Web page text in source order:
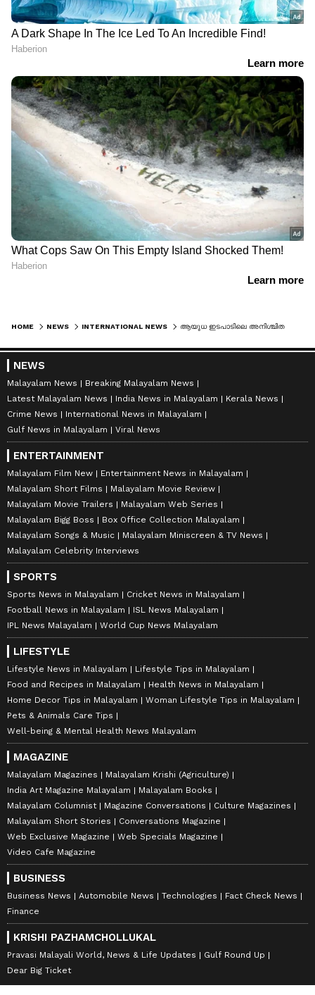
HOME NEWS INTERNATIONAL NEWS
NEWS
Malayalam News
Breaking Malayalam News
Latest Malayalam News
India News in Malayalam
Kerala News
Crime News
International News in Malayalam
Gulf News in Malayalam
Viral News
ENTERTAINMENT
Malayalam Film New
Entertainment News in Malayalam
Malayalam Short Films
Malayalam Movie Review
Malayalam Movie Trailers
Malayalam Web Series
Malayalam Bigg Boss
Box Office Collection Malayalam
Malayalam Songs & Music
Malayalam Miniscreen & TV News
Malayalam Celebrity Interviews
SPORTS
Sports News in Malayalam
Cricket News in Malayalam
Football News in Malayalam
ISL News Malayalam
IPL News Malayalam
World Cup News Malayalam
LIFESTYLE
Lifestyle News in Malayalam
Lifestyle Tips in Malayalam
Food and Recipes in Malayalam
Health News in Malayalam
Home Decor Tips in Malayalam
Woman Lifestyle Tips in Malayalam
Pets & Animals Care Tips
Well-being & Mental Health News Malayalam
MAGAZINE
Malayalam Magazines
Malayalam Krishi (Agriculture)
India Art Magazine Malayalam
Malayalam Books
Malayalam Columnist
Magazine Conversations
Culture Magazines
Malayalam Short Stories
Conversations Magazine
Web Exclusive Magazine
Web Specials Magazine
Video Cafe Magazine
BUSINESS
Business News Automobile News Technologies
Fact Check News
Finance
KRISHI PAZHAMCHOLLUKAL
Pravasi Malayali World, News & Life Updates
Gulf Round Up
Dear Big Ticket